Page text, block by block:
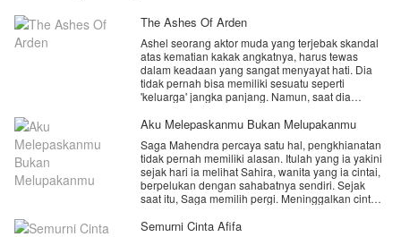
The Ashes Of Arden
Ashel seorang aktor muda yang terjebak skandal
atas kematian kakak angkatnya, harus tewas
dalam keadaan yang sangat menyayat hati. Dia
tidak pernah bisa memiliki sesuatu seperti
'keluarga' jangka panjang. Namun, saat dia
dan nama baru. Persis dengan novel milik
Aku Melepaskanmu Bukan Melupakanmu
Saga Mahendra percaya satu hal, pengkhianatan
tidak pernah memiliki alasan. Itulah yang ia yakini
sejak hari ia melihat Sahira, wanita yang ia cintai,
berpelukan dengan sahabatnya sendiri. Sejak
saat itu, Saga memilih pergi. Meninggalkan cinta,
Semurni Cinta Afifa